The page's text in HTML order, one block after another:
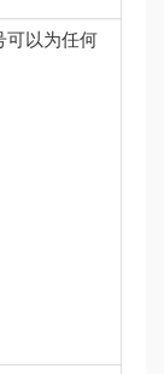
可以为任何